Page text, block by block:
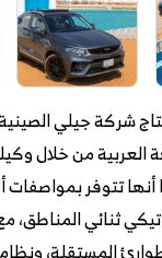
عزم 350 نيوتن متر، كما
أوتوماتيكي ثنائي
المستقلة،